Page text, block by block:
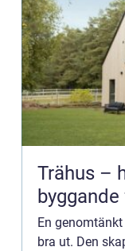
Trähus –
En
bra ut. Den